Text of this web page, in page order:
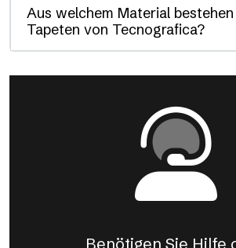
Aus welchem Material
Tapeten von Tecnografica?
Benötigen Sie Hilfe